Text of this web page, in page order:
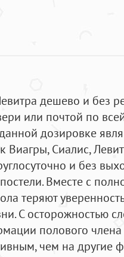
дешево и без
или почтой по
дозировке
Виагры, Сиалис,
и без
Вместе с
теряют
С осторожностью
полового члена
чем на другие